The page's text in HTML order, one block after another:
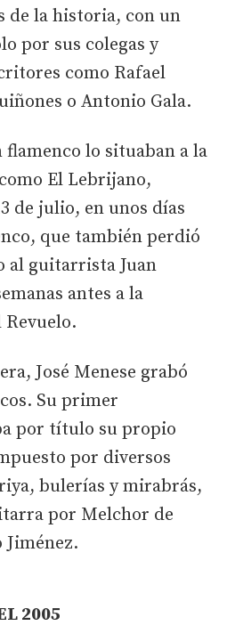
de la historia, con un
por sus colegas y
como Rafael
o Antonio Gala.
lo situaban a la
El Lebrijano,
de julio, en unos días
que también perdió
al guitarrista Juan
antes a la
Revuelo.
José Menese grabó
Su primer
por título su propio
por diversos
bulerías y mirabrás,
por Melchor de
Jiménez.
2005